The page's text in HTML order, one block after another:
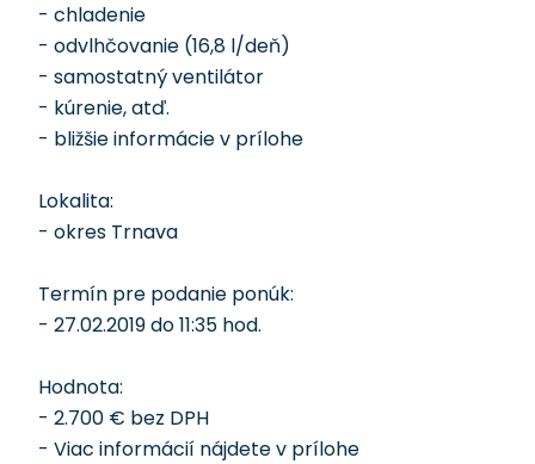
- chladenie
- odvlhčovanie (16,8 l/deň)
- samostatný ventilátor
- kúrenie, atď.
- bližšie informácie v prílohe
Lokalita:
- okres Trnava
Termín pre podanie ponúk:
- 27.02.2019 do 11:35 hod.
Hodnota:
- 2.700 € bez DPH
- Viac informácií nájdete v prílohe